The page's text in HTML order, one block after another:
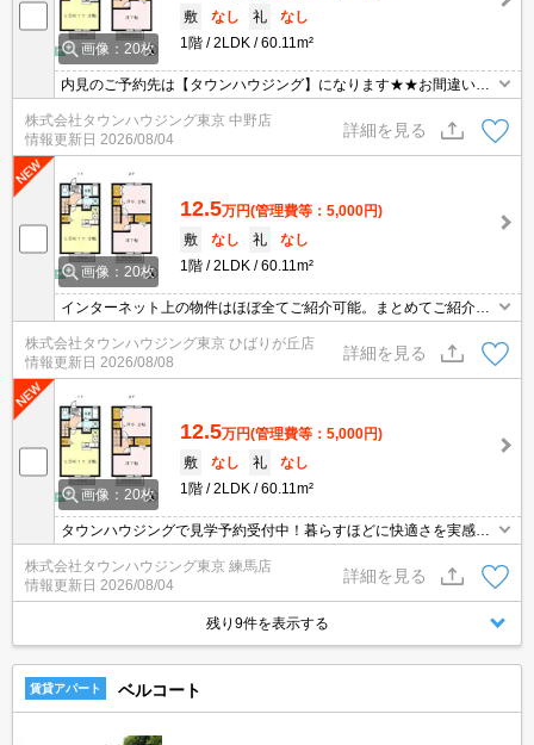
画像：20枚
敷
なし 礼
なし
1階
2LDK 60.11m²
内見のご予約先は【タウンハウジング】になります★★お間違いな
く♪
株式会社タウンハウジング東京 中野店
情報更新日 2026/08/04
詳細を見る
画像：20枚
12.5万円(管理費等：5,000円)
敷
なし 礼
なし
1階
2LDK 60.11m²
インターネット上の物件はほぼ全てご紹介可能。まとめてご紹介致
します。お気軽にお問合せください。お部屋探しは情報量地域ナン
バー1のタウンハウジングまで。
株式会社タウンハウジング東京 ひばりが丘店
情報更新日 2026/08/08
詳細を見る
画像：20枚
12.5万円(管理費等：5,000円)
敷
なし 礼
なし
1階
2LDK 60.11m²
タウンハウジングで見学予約受付中！暮らすほどに快適さを実感で
きる設備仕様！駅前商業施設の多さ！日常の買い物に便利！
株式会社タウンハウジング東京 練馬店
情報更新日 2026/08/04
詳細を見る
残り9件を表示する
賃貸アパート ベルコート